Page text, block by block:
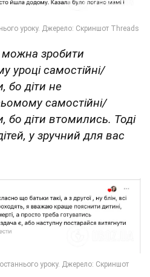
можна зробити
уроці самостійні/
бо діти не
самостійні/
бо діти втомились. Тоді
у зручний для вас